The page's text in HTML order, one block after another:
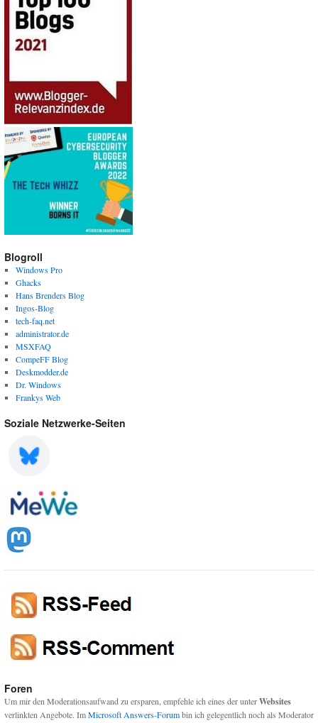
Blogroll
Windows Pro
Ghacks
Hans Brenders Blog
Ingos-Blog
tech-faq.net
administrator.de
MSXFAQ
CompeFF Blog
Deskmodder.de
Dr. Windows
Frankys Web
Soziale Netzwerke-Seiten
Foren
Um mir den Moderationsaufwand zu ersparen, empfehle ich eines der unterWebsites
verlinkten Angebote. ImMicrosoft Answers-Forumbin ich gelegentlich noch als Moderator